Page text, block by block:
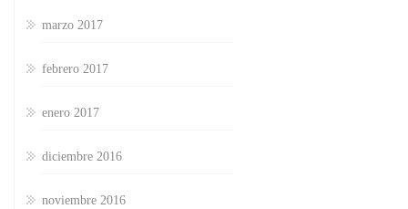
marzo 2017
febrero 2017
enero 2017
diciembre 2016
noviembre 2016